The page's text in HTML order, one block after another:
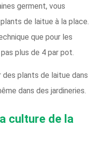
germent, vous
de laitue à la place.
que pour les
plus de 4 par pot.
plants de laitue dans
dans des jardineries.
culture de la